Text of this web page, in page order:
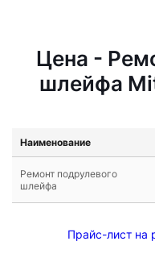
Цена -
шлейфа
Наименование
Ремонт подрулевого
шлейфа
Прайс-лист на